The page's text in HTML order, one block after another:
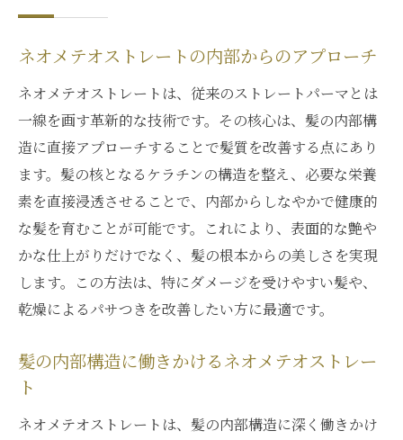
ネオメテオストレートの内部からのアプローチ
ネオメテオストレートは、従来のストレートパーマとは
一線を画す革新的な技術です。その核心は、髪の内部構
造に直接アプローチすることで髪質を改善する点にあり
ます。髪の核となるケラチンの構造を整え、必要な栄養
素を直接浸透させることで、内部からしなやかで健康的
な髪を育むことが可能です。これにより、表面的な艶や
かな仕上がりだけでなく、髪の根本からの美しさを実現
します。この方法は、特にダメージを受けやすい髪や、
乾燥によるパサつきを改善したい方に最適です。
髪の内部構造に働きかけるネオメテオストレー
ト
ネオメテオストレートは、髪の内部構造に深く働きかけ